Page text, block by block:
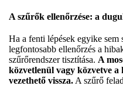
A szűrők ellenőrzése: a
Ha a fenti lépések egyike sem
legfontosabb ellenőrzés a
szűrőrendszer tisztítása. A
közvetlenül vagy közvetve
vezethető vissza. A szűrő